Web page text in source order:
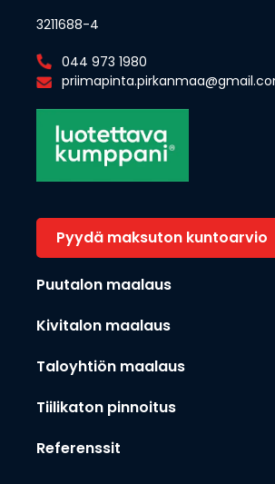
3211688-4
044 973 1980
Pyydä maksuton kuntoarvio
Puutalon maalaus
Kivitalon maalaus
Taloyhtiön maalaus
Tiilikaton pinnoitus
Referenssit